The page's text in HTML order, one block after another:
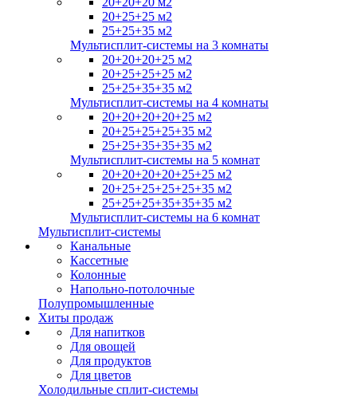
20+25+25 м2
25+25+35 м2
Мультисплит-системы на 3 комнаты
20+20+20+25 м2
20+25+25+25 м2
25+25+35+35 м2
Мультисплит-системы на 4 комнаты
20+20+20+20+25 м2
20+25+25+25+35 м2
25+25+35+35+35 м2
Мультисплит-системы на 5 комнат
20+20+20+20+25+25 м2
20+25+25+25+25+35 м2
25+25+25+35+35+35 м2
Мультисплит-системы на 6 комнат
Мультисплит-системы
Канальные
Кассетные
Колонные
Напольно-потолочные
Полупромышленные
Хиты продаж
Для напитков
Для овощей
Для продуктов
Для цветов
Холодильные сплит-системы